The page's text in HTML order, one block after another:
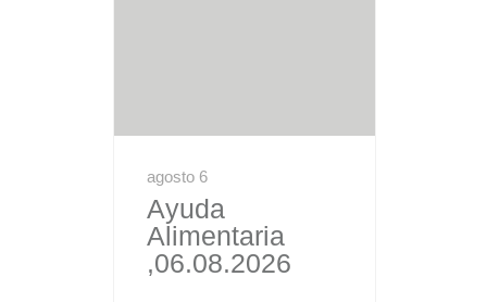
agosto 6
Ayuda
Alimentaria
,06.08.2026